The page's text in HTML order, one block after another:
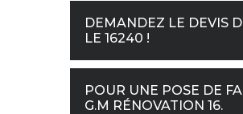
DEMANDEZ LE DEVIS
LE 16240 !
POUR UNE POSE DE
G.M RÉNOVATION 16.